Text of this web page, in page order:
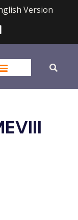
Version